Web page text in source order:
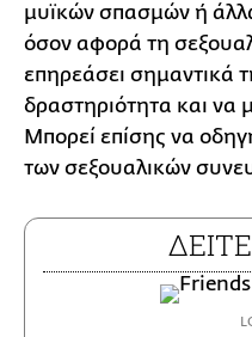
μυϊκών σπασμών ή
όσον αφορά τη
επηρεάσει σημαντικά
δραστηριότητα και να
Μπορεί επίσης να
των σεξουαλικών